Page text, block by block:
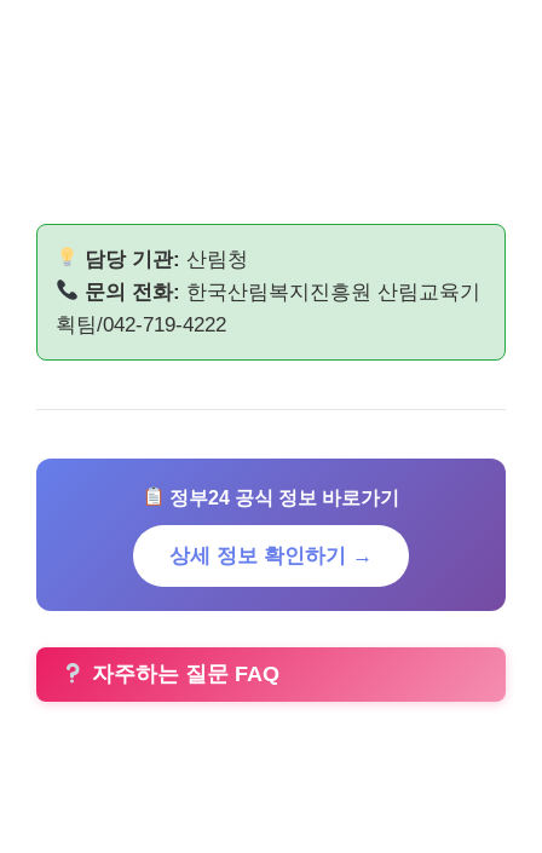
담당 기관: 산림청
문의 전화: 한국산림복지진흥원 산림교육기
획팀/042-719-4222
정부24 공식 정보 바로가기
상세 정보 확인하기 →
자주하는 질문 FAQ